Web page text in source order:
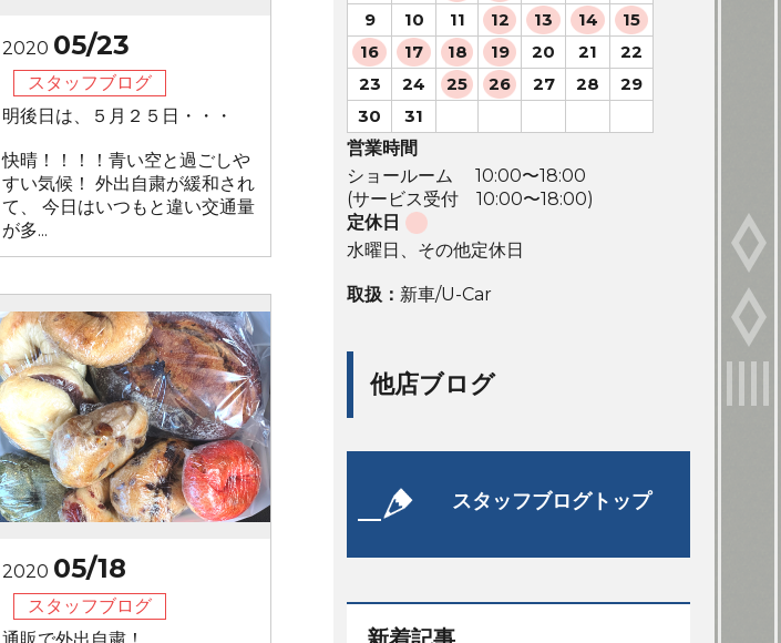
2020 05/23
スタッフブログ
明後日は、５月２５日・・・
快晴！！！！青い空と過ごしや
すい気候！ 外出自粛が緩和され
て、 今日はいつもと違い交通量
が多...
2020 05/18
スタッフブログ
9
10 11 12 13 14
15
16
17 18 19 20 21
22
23
24 25 26 27 28
29
30
31
営業時間
ショールーム 10:00〜18:00
(サービス受付 10:00〜18:00)
定休日
水曜日、その他定休日
取扱： 新車/U-Car
他店ブログ
スタッフブログトップ